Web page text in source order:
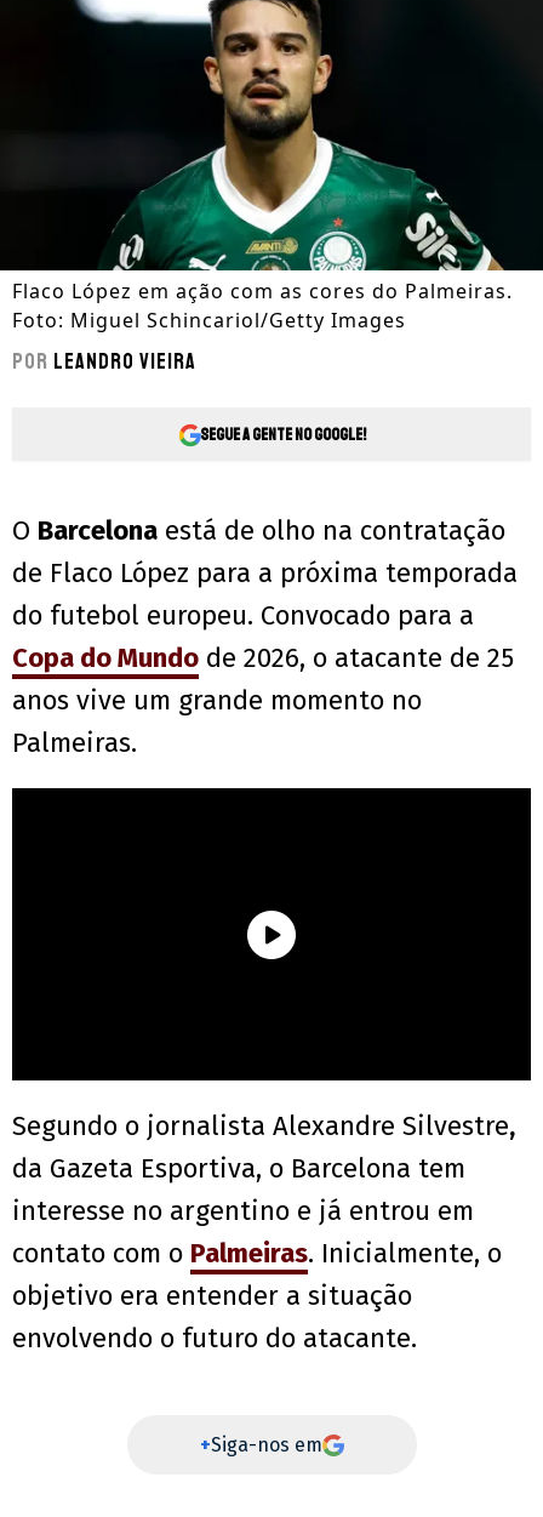
Flaco López em ação com as cores do Palmeiras.
Foto: Miguel Schincariol/Getty Images
Por Leandro Vieira
Segue a gente no Google!
O Barcelona está de olho na contratação
de Flaco López para a próxima temporada
do futebol europeu. Convocado para a
Copa do Mundo de 2026, o atacante de 25
anos vive um grande momento no
Palmeiras.
Segundo o jornalista Alexandre Silvestre,
da Gazeta Esportiva, o Barcelona tem
interesse no argentino e já entrou em
contato com o Palmeiras. Inicialmente, o
objetivo era entender a situação
envolvendo o futuro do atacante.
+Siga-nos em